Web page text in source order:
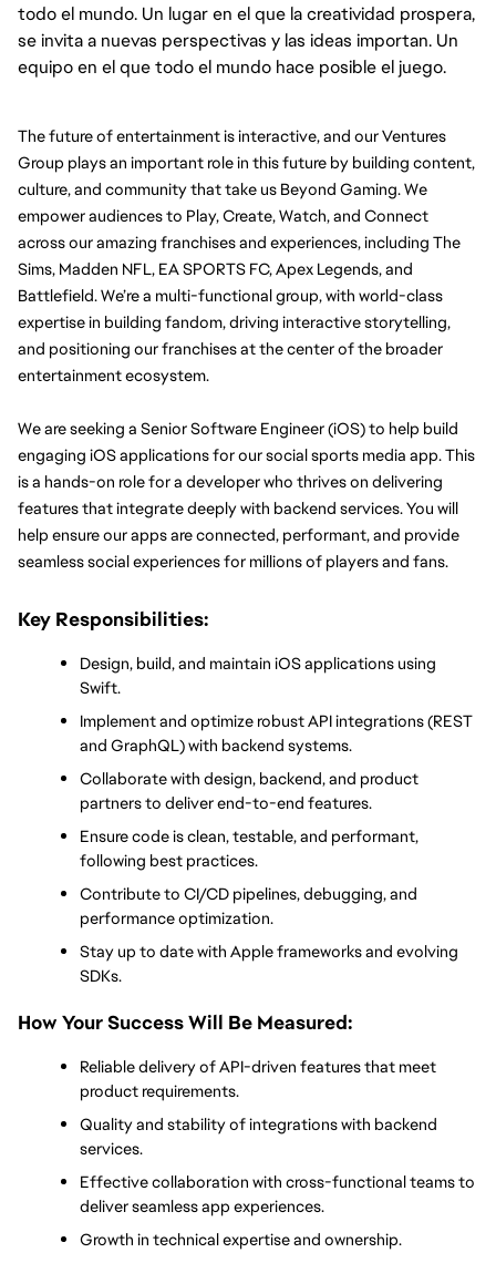
todo el mundo. Un lugar en el que la creatividad prospera,
se invita a nuevas perspectivas y las ideas importan. Un
equipo en el que todo el mundo hace posible el juego.
The future of entertainment is interactive, and our Ventures
Group plays an important role in this future by building content,
culture, and community that take us Beyond Gaming. We
empower audiences to Play, Create, Watch, and Connect
across our amazing franchises and experiences, including The
Sims, Madden NFL, EA SPORTS FC, Apex Legends, and
Battlefield. We’re a multi-functional group, with world-class
expertise in building fandom, driving interactive storytelling,
and positioning our franchises at the center of the broader
entertainment ecosystem.
We are seeking a Senior Software Engineer (iOS) to help build
engaging iOS applications for our social sports media app. This
is a hands-on role for a developer who thrives on delivering
features that integrate deeply with backend services. You will
help ensure our apps are connected, performant, and provide
seamless social experiences for millions of players and fans.
Key Responsibilities:
Design, build, and maintain iOS applications using
Swift.
Implement and optimize robust API integrations (REST
and GraphQL) with backend systems.
Collaborate with design, backend, and product
partners to deliver end-to-end features.
Ensure code is clean, testable, and performant,
following best practices.
Contribute to CI/CD pipelines, debugging, and
performance optimization.
Stay up to date with Apple frameworks and evolving
SDKs.
How Your Success Will Be Measured:
Reliable delivery of API-driven features that meet
product requirements.
Quality and stability of integrations with backend
services.
Effective collaboration with cross-functional teams to
deliver seamless app experiences.
Growth in technical expertise and ownership.